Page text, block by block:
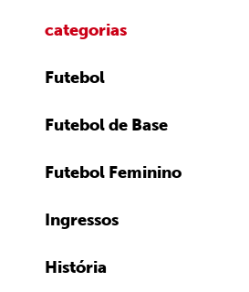
categorias
Futebol
Futebol de Base
Futebol Feminino
Ingressos
História